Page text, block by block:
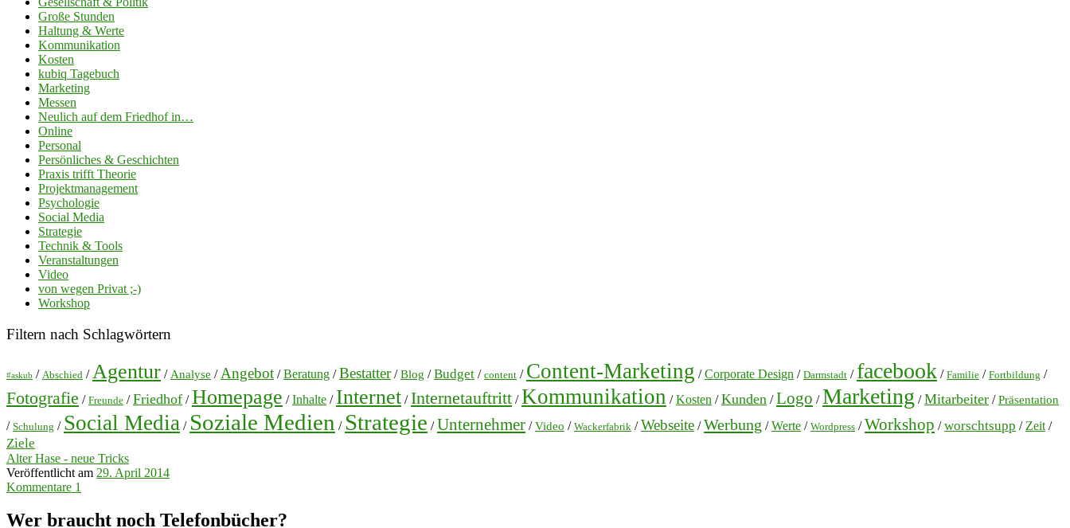
Große Stunden
Haltung & Werte
Kommunikation
Kosten
kubiq Tagebuch
Marketing
Messen
Neulich auf dem Friedhof in…
Online
Personal
Persönliches & Geschichten
Praxis trifft Theorie
Projektmanagement
Psychologie
Social Media
Strategie
Technik & Tools
Veranstaltungen
Video
von wegen Privat ;-)
Workshop
Filtern nach Schlagwörtern
#askub / Abschied / Agentur / Analyse / Angebot /Beratung /Bestatter/Blog /Budget / content / Content-Marketing /Corporate Design / Darmstadt / facebook / Familie / Fortbildung /
Fotografie / Freunde /Friedhof /Homepage /Inhalte / Internet /Internetauftritt /Kommunikation /Kosten /Kunden /Logo /Marketing /Mitarbeiter /Präsentation
/ Schulung / Social Media / Soziale Medien / Strategie /Unternehmer /Video / Wackerfabrik /Webseite /Werbung /Werte / Wordpress /Workshop /worschtsupp / Zeit /
Ziele
Alter Hase - neue Tricks
Veröffentlicht am 29. April 2014
Kommentare 1
Wer braucht noch Telefonbücher?